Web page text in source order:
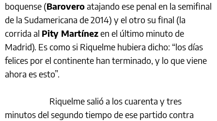
boquense (Baroveroatajando ese penal en la semifinal
de la Sudamericana de 2014) y el otro su final (la
corrida al Pity Martínezen el último minuto de
Madrid). Es como si Riquelme hubiera dicho: “los días
felices por el continente han terminado, y lo que viene
ahora es esto”.
Riquelme salió a los cuarenta y tres
minutos del segundo tiempo de ese partido contra